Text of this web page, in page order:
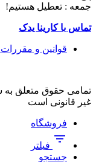
جمعه : تعطیل هستیم!
تماس با کارینا یدک
قوانین و
تمامی حقوق متعلق به
غیر قانونی است
فروشگاه
فیلتر
جستجو